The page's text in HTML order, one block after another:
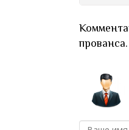
прованса.